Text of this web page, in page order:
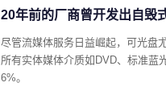
20年前的厂商曾开发出自毁
尽管流媒体服务日益崛起，可光盘
所有实体媒体介质如DVD、标准蓝
6%。